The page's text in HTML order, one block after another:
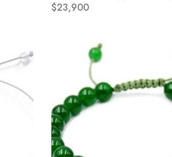
$23,900